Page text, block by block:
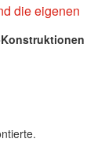
die eigenen